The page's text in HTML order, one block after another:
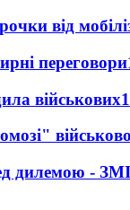
від
переговори
військових
дилемою - ЗМІ